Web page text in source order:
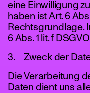
eine Einwilligung
haben ist Art. 6
Rechtsgrundlage.
6 Abs. 1 lit. f
3. Zweck der
Die Verarbeitung
Daten dient uns